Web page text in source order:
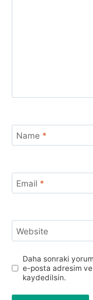
Name *
Email *
Website
Daha sonraki
e-posta adresim
kaydedilsin.